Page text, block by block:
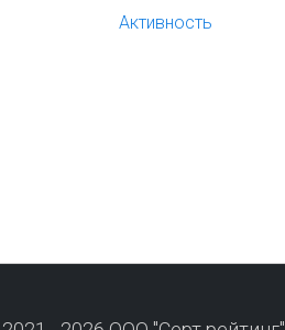
Активность